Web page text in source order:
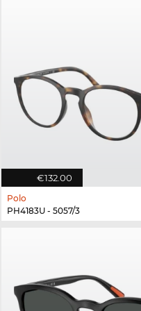
€132.00
Polo
PH4183U - 5057/3